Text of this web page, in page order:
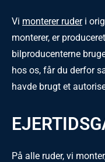
Vi monterer ruderi
monterer, er
bilproducenterne
hos os, får du derfor
havde brugt et
På alle ruder, vi